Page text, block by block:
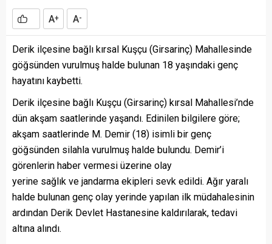
A+ A-
Derik ilçesine bağlı kırsal Kuşçu (Girsarinç) Mahallesinde
göğsünden vurulmuş halde bulunan 18 yaşındaki genç
hayatını kaybetti.
Derik ilçesine bağlı Kuşçu (Girsarinç) kırsal Mahallesi’nde
dün akşam saatlerinde yaşandı. Edinilen bilgilere göre;
akşam saatlerinde M. Demir (18) isimli bir genç
göğsünden silahla vurulmuş halde bulundu. Demir’i
görenlerin haber vermesi üzerine olay
yerine sağlık ve jandarma ekipleri sevk edildi. Ağır yaralı
halde bulunan genç olay yerinde yapılan ilk müdahalesinin
ardından Derik Devlet Hastanesine kaldırılarak, tedavi
altına alındı.